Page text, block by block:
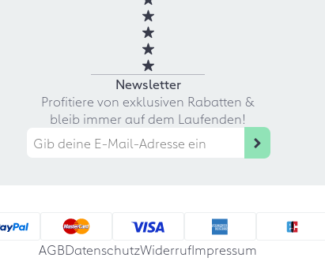
Newsletter
Profitiere von exklusiven Rabatten &
bleib immer auf dem Laufenden!
AGBDatenschutzWiderrufImpressum